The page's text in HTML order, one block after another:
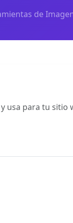
de
usa para tu sitio